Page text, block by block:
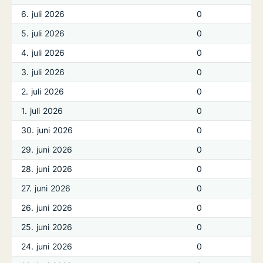
6. juli 2026
0
5. juli 2026
0
4. juli 2026
0
3. juli 2026
0
2. juli 2026
0
1. juli 2026
0
30. juni 2026
0
29. juni 2026
0
28. juni 2026
0
27. juni 2026
0
26. juni 2026
0
25. juni 2026
0
24. juni 2026
0